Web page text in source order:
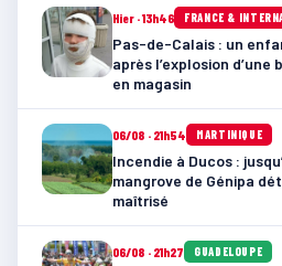
Hier · 13h46 FRANCE &
Pas-de-Calais : un
après l’explosion
en magasin
06/08 · 21h54 MARTINIQUE
Incendie à Ducos :
mangrove de Génipa
maîtrisé
06/08 · 21h27 GUADELOUPE